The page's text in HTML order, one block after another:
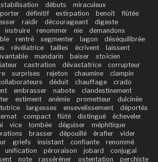
stabilisation débuts
miraculeux
définitif extirpation benoît
flûtée
raidir décourageant
digeste
instruire renommer nie
demandons
rentré segmenter lagon
déséquilibrée
révélatrice tailles écrivent
laissent
mandarin baiser
stoïcien
castration dévastatrice
corrupteur
surprises rejeton chaumine
clampin
déduit chauffage
crado
embrasser nabote
clandestinement
estiment anémie prometteur
dulcinée
largesses ensevelissement
déportés
compact flûté distingué
écheveler
vice tombée déguiser
méphitique
brasser dépouillé érafler
vider
griefs insistant confiante
renommé
unification péroraison jobard
conjugal
note rasséréner ostentation
perchiste